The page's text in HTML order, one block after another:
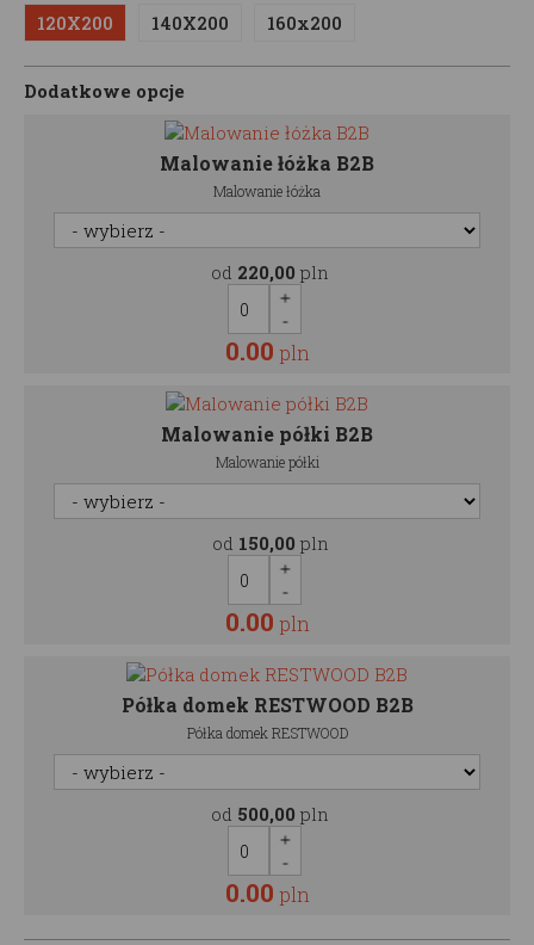
120X200
140X200 160x200
Dodatkowe opcje
Malowanie łóżka B2B
Malowanie łóżka
od 220,00 pln
0.00 pln
Malowanie półki B2B
Malowanie półki
od 150,00 pln
0.00 pln
Półka domek RESTWOOD B2B
Półka domek RESTWOOD
od 500,00 pln
0.00 pln